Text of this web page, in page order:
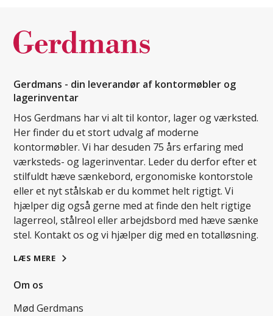
Gerdmans - din leverandør af kontormøbler og
lagerinventar
Hos Gerdmans har vi alt til kontor, lager og værksted.
Her finder du et stort udvalg af moderne
kontormøbler. Vi har desuden 75 års erfaring med
værksteds- og lagerinventar. Leder du derfor efter et
stilfuldt hæve sænkebord, ergonomiske kontorstole
eller et nyt stålskab er du kommet helt rigtigt. Vi
hjælper dig også gerne med at finde den helt rigtige
lagerreol, stålreol eller arbejdsbord med hæve sænke
stel. Kontakt os og vi hjælper dig med en totalløsning.
LÆS MERE
Om os
Mød Gerdmans